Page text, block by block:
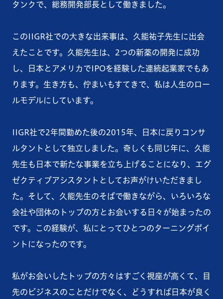
タンクで、総務開発部長として働きました。
このIIGR社での大きな出来事は、久能祐子先生に出会
えたことです。久能先生は、2つの新薬の開発に成功
し、日本とアメリカでIPOを経験した連続起業家でもあ
ります。生き方も、佇まいもすてきで、私は人生のロー
ルモデルにしています。
IIGR社で2年間勤めた後の2015年、日本に戻りコンサ
ルタントとして独立しました。奇しくも同じ年に、久能
先生も日本で新たな事業を立ち上げることになり、エグ
ゼクティブアシスタントとしてお声がけいただきまし
た。そして、久能先生のそばで働きながら、いろいろな
会社や団体のトップの方とお会いする日々が始まったの
です。この経験が、私にとってひとつのターニングポイ
ントになったのです。
私がお会いしたトップの方々はすごく視座が高くて、目
先のビジネスのことだけでなく、どうすれば日本が良く